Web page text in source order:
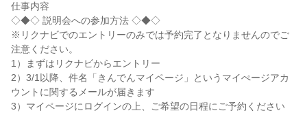
仕事内容
◇◆◇ 説明会への参加方法 ◇◆◇
※リクナビでのエントリーのみでは予約完了となりませんのでご
注意ください。
1）まずはリクナビからエントリー
2）3/1以降、件名「きんでんマイページ」というマイぺージアカ
ウントに関するメールが届きます
3）マイページにログインの上、ご希望の日程にご予約ください